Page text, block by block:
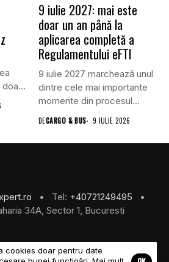
9 iulie 2027: mai este
doar un an până la
aplicarea completă a
Regulamentului eFTI
9 iulie 2027 marchează unul
dintre cele mai importante
momente din procesul...
DECARGO & BUS 9 IULIE 2026
• Tel: +40721249495
•
34A, Sector 1, Bucuresti
cookies doar pentru date